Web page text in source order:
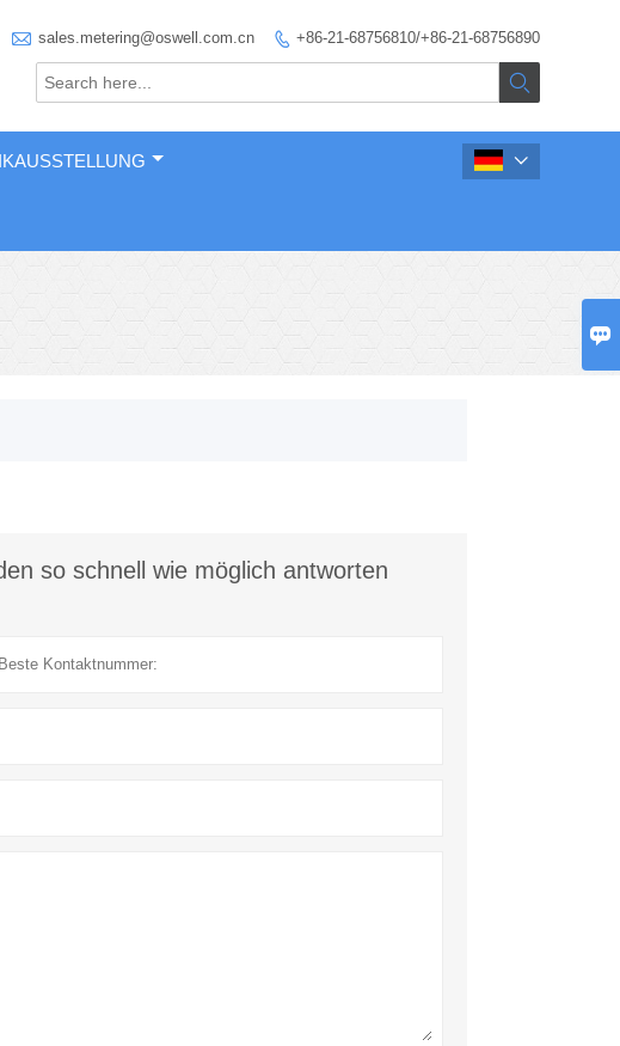

 sales.metering@oswell.com.cn  +86-21-68756810/+86-21-68756890


so schnell wie möglich antworten